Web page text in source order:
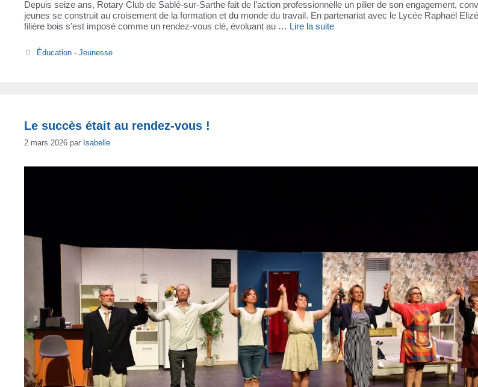
Depuis seize ans, Rotary Club de Sablé-sur-Sarthe fait de l’action professionnelle un pilier de son engagement,
jeunes se construit au croisement de la formation et du monde du travail. En partenariat avec le Lycée Raphaël
filière bois s’est imposé comme un rendez-vous clé, évoluant au … Lire la suite
Catégories
Éducation - Jeunesse
Le succès était au rendez-vous !
2 mars 2026 par Isabelle